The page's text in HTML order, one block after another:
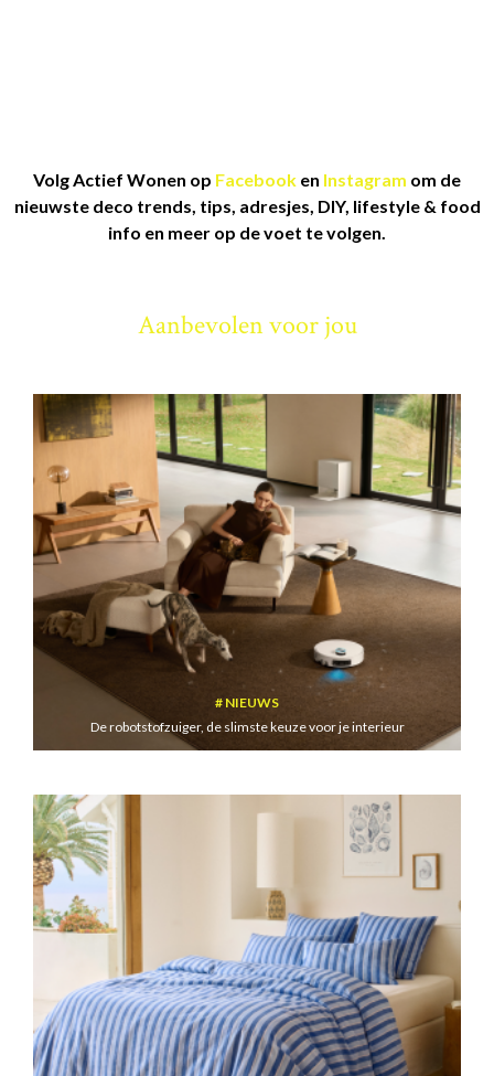
Volg Actief Wonen op Facebook en Instagram om de
nieuwste deco trends, tips, adresjes, DIY, lifestyle & food
info en meer op de voet te volgen.
Aanbevolen voor jou
NIEUWS
De robotstofzuiger, de slimste keuze voor je interieur